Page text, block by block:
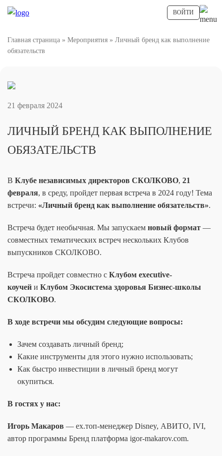
ВОЙТИ
Главная страница » Мероприятия » Личный бренд как выполнение
обязательств
21 февраля 2024
ЛИЧНЫЙ БРЕНД КАК ВЫПОЛНЕНИЕ
ОБЯЗАТЕЛЬСТВ
В Клубе независимых директоров СКОЛКОВО, 21
февраля, в среду, пройдет первая встреча в 2024 году! Тема
встречи: «Личный бренд как выполнение обязательств».
Встреча будет необычная. Мы запускаем новый формат —
совместных тематических встреч нескольких Клубов
выпускников СКОЛКОВО.
Встреча пройдет совместно с Клубом executive-
коучей и Клубом Экосистема здоровья Бизнес-школы
СКОЛКОВО.
В ходе встречи мы обсудим следующие вопросы:
Зачем создавать личный бренд;
Какие инструменты для этого нужно использовать;
Как быстро инвестиции в личный бренд могут
окупиться.
В гостях у нас:
Игорь Макаров — ex.топ-менеджер Disney, АВИТО, IVI,
автор программы Бренд платформа igor-makarov.com.